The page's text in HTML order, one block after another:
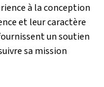
à la conception
et leur caractère
un soutien
sa mission